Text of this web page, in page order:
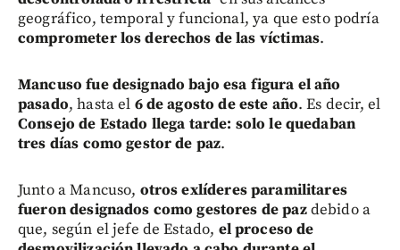
geográfico, temporal y funcional, ya que esto podría
comprometer los derechos de las víctimas.
Mancuso fue designado bajo esa figura el año
pasado, hasta el 6 de agosto de este año. Es decir, el
Consejo de Estado llega tarde: solo le quedaban
tres días como gestor de paz.
Junto a Mancuso, otros exlíderes paramilitares
fueron designados como gestores de pazdebido a
que, según el jefe de Estado, el proceso de